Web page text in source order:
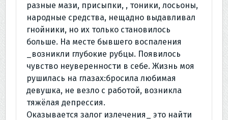
разные мази, присыпки, , тоники, лосьоны,
народные средства, нещадно выдавливал
гнойники, но их только становилось
больше. На месте бывшего воспаления
_возникли глубокие рубцы. Появилось
чувство неуверенности в себе. Жизнь моя
рушилась на глазах:бросила любимая
девушка, не везло с работой, возникла
тяжёлая депрессия.
Оказывается залог излечения_ это найти